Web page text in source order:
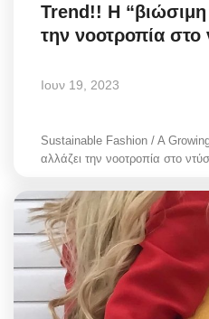
Trend!! Η “βιώσιμη
την νοοτροπία στο
Ιουν 19, 2023
Sustainable Fashion / A
αλλάζει την νοοτροπία στο